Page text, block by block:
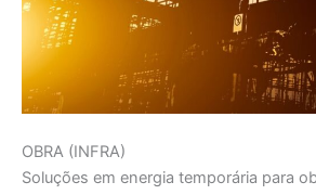
OBRA (INFRA)
Soluções em energia temporária para